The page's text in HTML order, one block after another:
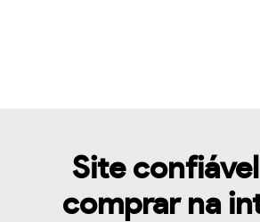
Site
comprar na